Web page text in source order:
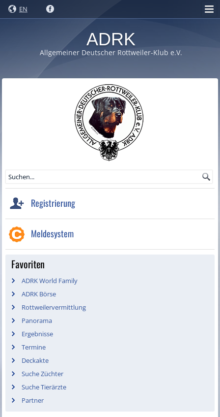
EN
ADRK
Allgemeiner Deutscher Rottweiler-Klub e.V.
Registrierung
Meldesystem
Favoriten
ADRK World Family
ADRK Börse
Rottweilervermittlung
Panorama
Ergebnisse
Termine
Deckakte
Suche Züchter
Suche Tierärzte
Partner